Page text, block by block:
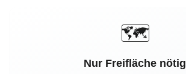
🗺️
Nur Freifläche nötig